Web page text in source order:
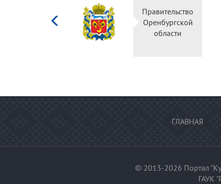
Министерство
культуры
Российской
федерации
ГЛАВНАЯ
© 2013-2026 Портал
ГАУК